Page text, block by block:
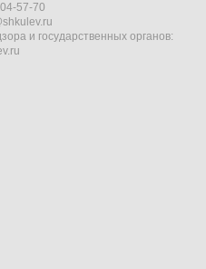
57-70
и государственных органов: